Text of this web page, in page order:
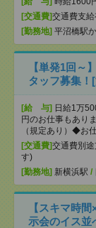
[交通費]交通費支給
[勤務地] 平沼橋駅
【単発1回～
タッフ募集！
[給 与] 日給1万
円のお仕事もあり
（規定あり）◆お
[交通費]交通費別
す)
[勤務地] 新横浜駅 /
【スキマ時
示会のイス並